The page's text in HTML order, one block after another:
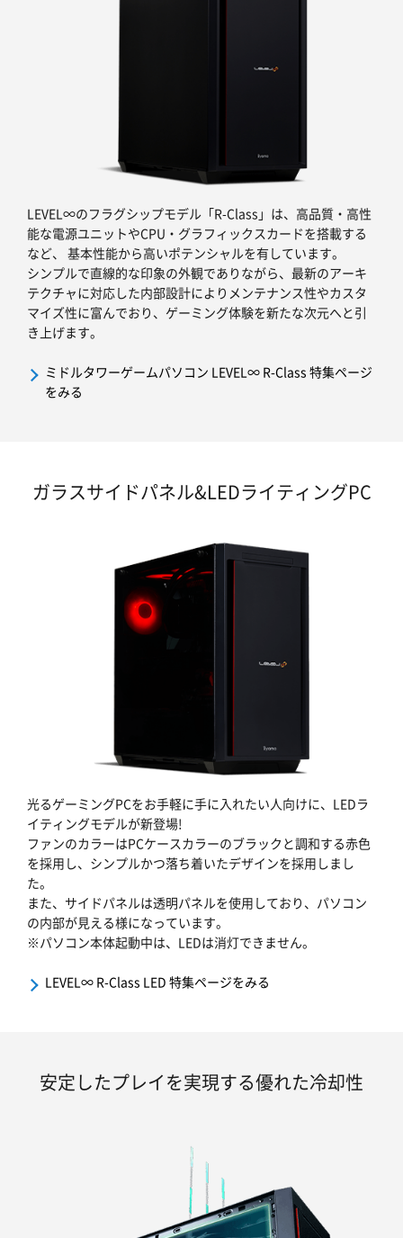
LEVEL∞のフラグシップモデル「R-Class」は、高品質・高性
能な電源ユニットやCPU・グラフィックスカードを搭載する
など、 基本性能から高いポテンシャルを有しています。
シンプルで直線的な印象の外観でありながら、最新のアーキ
テクチャに対応した内部設計によりメンテナンス性やカスタ
マイズ性に富んでおり、ゲーミング体験を新たな次元へと引
き上げます。
ミドルタワーゲームパソコン LEVEL∞ R-Class 特集ページ
をみる
ガラスサイドパネル&LEDライティングPC
光るゲーミングPCをお手軽に手に入れたい人向けに、LEDラ
イティングモデルが新登場!
ファンのカラーはPCケースカラーのブラックと調和する赤色
を採用し、シンプルかつ落ち着いたデザインを採用しまし
た。
また、サイドパネルは透明パネルを使用しており、パソコン
の内部が見える様になっています。
※パソコン本体起動中は、LEDは消灯できません。
LEVEL∞ R-Class LED 特集ページをみる
安定したプレイを実現する優れた冷却性